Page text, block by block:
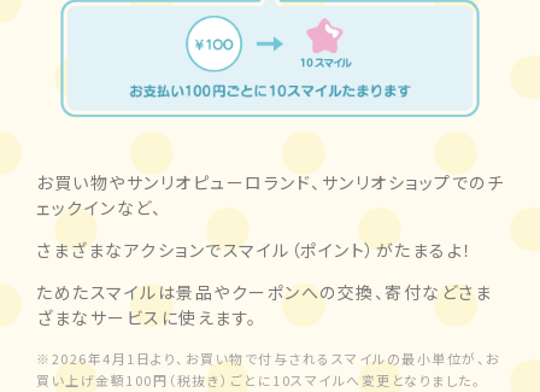
お買い物やサンリオピューロランド、サンリオショップでのチ
ェックインなど、
さまざまなアクションでスマイル（ポイント）がたまるよ！
ためたスマイルは景品やクーポンへの交換、寄付などさま
ざまなサービスに使えます。
※2026年4月1日より、お買い物で付与されるスマイルの最小単位が、お
買い上げ金額100円（税抜き）ごとに10スマイルへ変更となりました。